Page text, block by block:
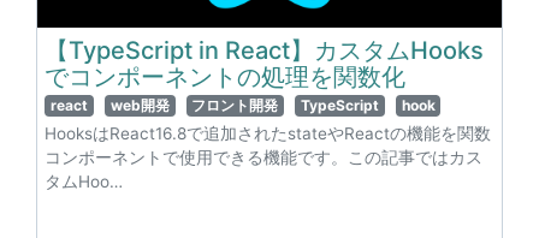
【TypeScript in React】カスタムHooks
でコンポーネントの処理を関数化
react web開発 フロント開発 TypeScript hook
HooksはReact16.8で追加されたstateやReactの機能を関数
コンポーネントで使用できる機能です。この記事ではカス
タムHoo…